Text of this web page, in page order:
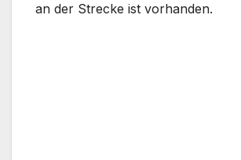
an der Strecke ist vorhanden.